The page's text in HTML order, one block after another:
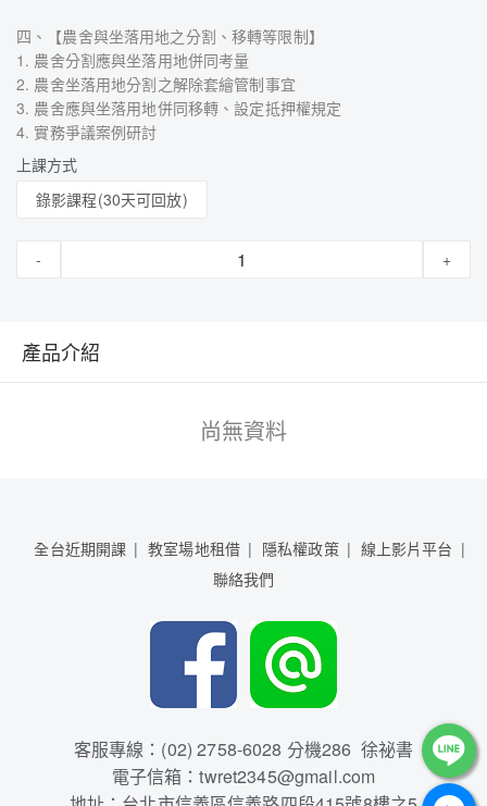
四、【農舍與坐落用地之分割、移轉等限制】
1. 農舍分割應與坐落用地併同考量
2. 農舍坐落用地分割之解除套繪管制事宜
3. 農舍應與坐落用地併同移轉、設定抵押權規定
4. 實務爭議案例研討
上課方式
錄影課程(30天可回放)
- +
產品介紹
尚無資料
全台近期開課 教室場地租借 隱私權政策
線上影片平台
聯絡我們
客服專線：(02) 2758-6028 分機286 徐祕書
電子信箱：twret2345@gmail.com